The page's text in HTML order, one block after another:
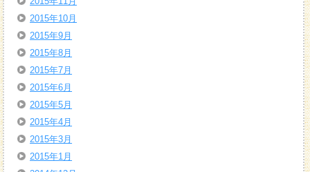
2015年10月
2015年9月
2015年8月
2015年7月
2015年6月
2015年5月
2015年4月
2015年3月
2015年1月